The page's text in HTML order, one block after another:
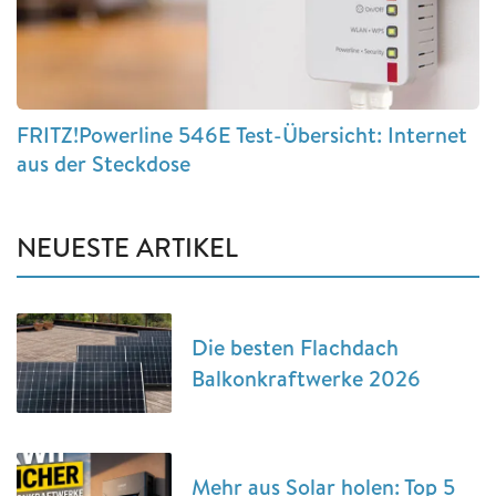
FRITZ!Powerline 546E Test-Übersicht: Internet
aus der Steckdose
NEUESTE ARTIKEL
Die besten Flachdach
Balkonkraftwerke 2026
Mehr aus Solar holen: Top 5